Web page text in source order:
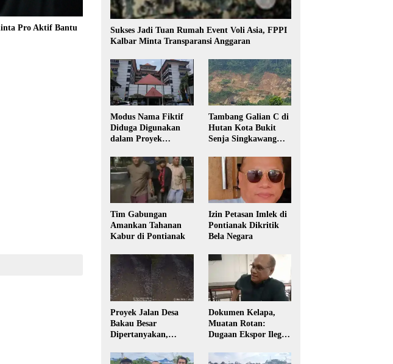
Pro Aktif Bantu
Sukses Jadi Tuan Rumah Event Voli Asia, FPPI
Kalbar Minta Transparansi Anggaran
Modus Nama Fiktif
Diduga Digunakan
dalam Proyek
Tambang Galian C di
Hutan Kota Bukit
Senja Singkawang
Tim Gabungan
Amankan Tahanan
Kabur di Pontianak
Izin Petasan Imlek di
Pontianak Dikritik
Bela Negara
Proyek Jalan Desa
Bakau Besar
Dipertanyakan,
dan Transparansi
Dokumen Kelapa,
Muatan Rotan:
Dugaan Ekspor Ilegal
Publik Kalbar